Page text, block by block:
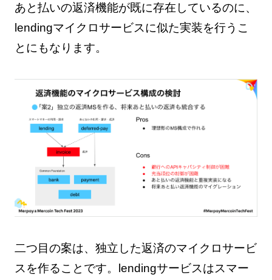
あと払いの返済機能が既に存在しているのに、
lendingマイクロサービスに似た実装を行うこ
とにもなります。
二つ目の案は、独立した返済のマイクロサービ
スを作ることです。lendingサービスはスマー